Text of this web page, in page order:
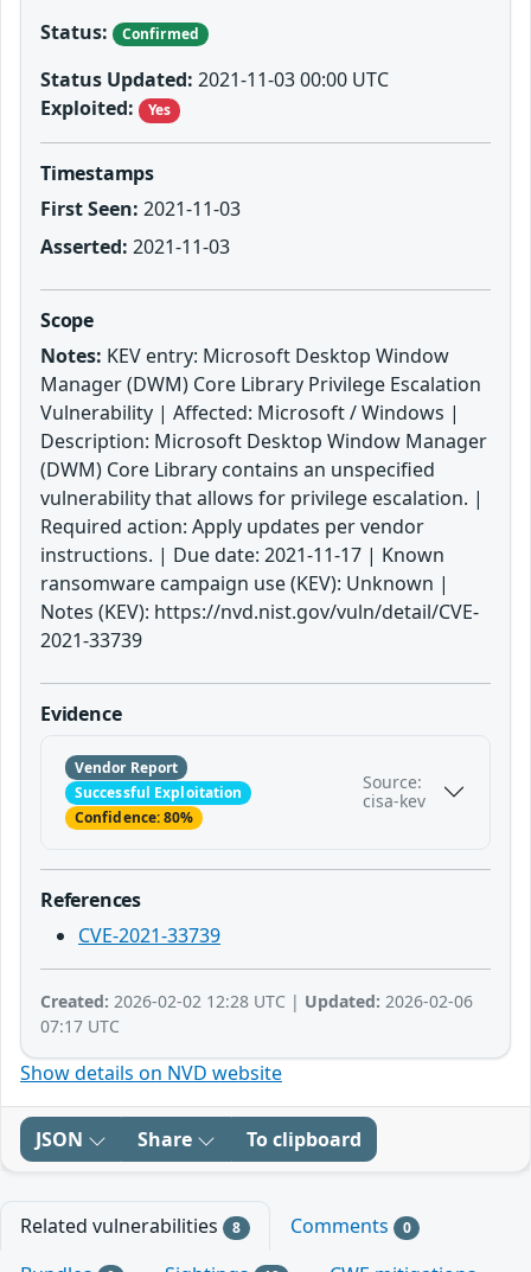
Status:
Confirmed
Status Updated: 2021-11-03 00:00 UTC
Exploited:
Yes
Timestamps
First Seen: 2021-11-03
Asserted: 2021-11-03
Scope
Notes: KEV entry: Microsoft Desktop Window
Manager (DWM) Core Library Privilege Escalation
Vulnerability | Affected: Microsoft / Windows |
Description: Microsoft Desktop Window Manager
(DWM) Core Library contains an unspecified
vulnerability that allows for privilege escalation. |
Required action: Apply updates per vendor
instructions. | Due date: 2021-11-17 | Known
ransomware campaign use (KEV): Unknown |
Notes (KEV): https://nvd.nist.gov/vuln/detail/CVE-
2021-33739
Evidence
Vendor Report
Successful Exploitation
Confidence: 80%
Source:
cisa-kev
References
CVE-2021-33739
Created: 2026-02-02 12:28 UTC | Updated: 2026-02-06
07:17 UTC
Show details on NVD website
JSON Share To clipboard
Related vulnerabilities 8 Comments 0